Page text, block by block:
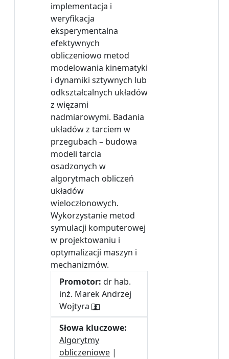
implementacja i
weryfikacja
eksperymentalna
efektywnych
obliczeniowo metod
modelowania kinematyki
i dynamiki sztywnych lub
odkształcalnych układów
z więzami
nadmiarowymi. Badania
układów z tarciem w
przegubach – budowa
modeli tarcia
osadzonych w
algorytmach obliczeń
układów
wieloczłonowych.
Wykorzystanie metod
symulacji komputerowej
w projektowaniu i
optymalizacji maszyn i
mechanizmów.
Promotor: dr hab.
inż. Marek Andrzej
Wojtyra
Słowa kluczowe:
Algorytmy
obliczeniowe |